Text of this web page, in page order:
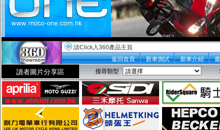
請Click入360產品主頁
返回首頁
新車測試 新車介紹
讀者圖片分享區 搜尋類型